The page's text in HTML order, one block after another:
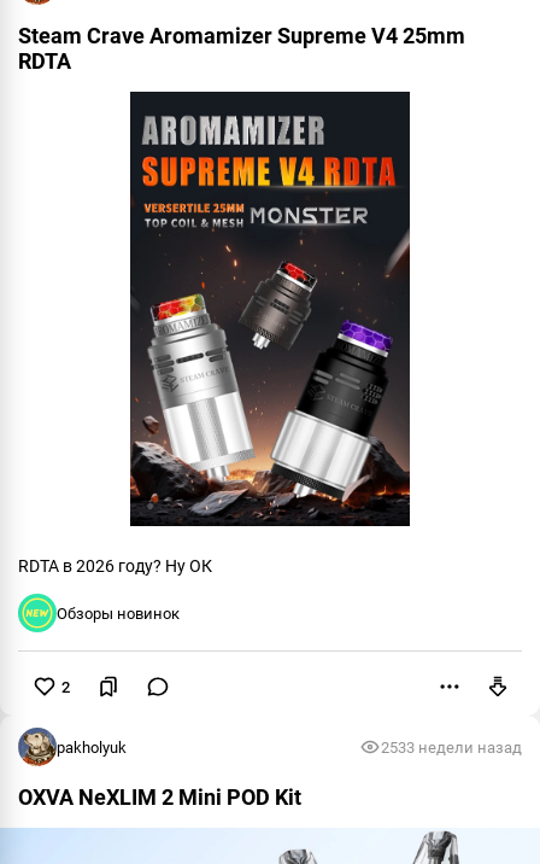
Steam Crave Aromamizer Supreme V4 25mm
RDTA
RDTA в 2026 году? Ну ОК
Обзоры новинок
2
pakholyuk 2533 недели назад
OXVA NeXLIM 2 Mini POD Kit
Пожаловаться